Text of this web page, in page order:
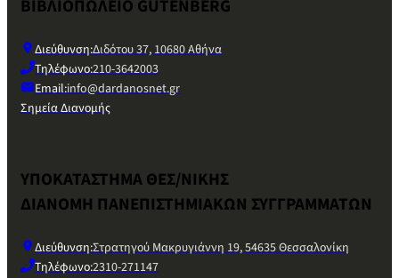
ΒΙΒΛΙΟΠΩΛΕΙΟ GUTENBERG
Διεύθυνση:Διδότου 37, 10680 Αθήνα
Τηλέφωνο:210-3642003
Email:info@dardanosnet.gr
Σημεία Διανομής
ΥΠΟΚΑΤΑΣΤΗΜΑ ΘΕΣ/ΝΙΚΗΣ
ΔΙΑΝΟΜΗ ΠΑΝΕΠΙΣΤΗΜΙΑΚΩΝ ΣΥΓΓΡΑΜΜΑΤΩΝ
Διεύθυνση:Στρατηγού Μακρυγιάννη 19, 54635 Θεσσαλονίκη
Τηλέφωνο:2310-271147